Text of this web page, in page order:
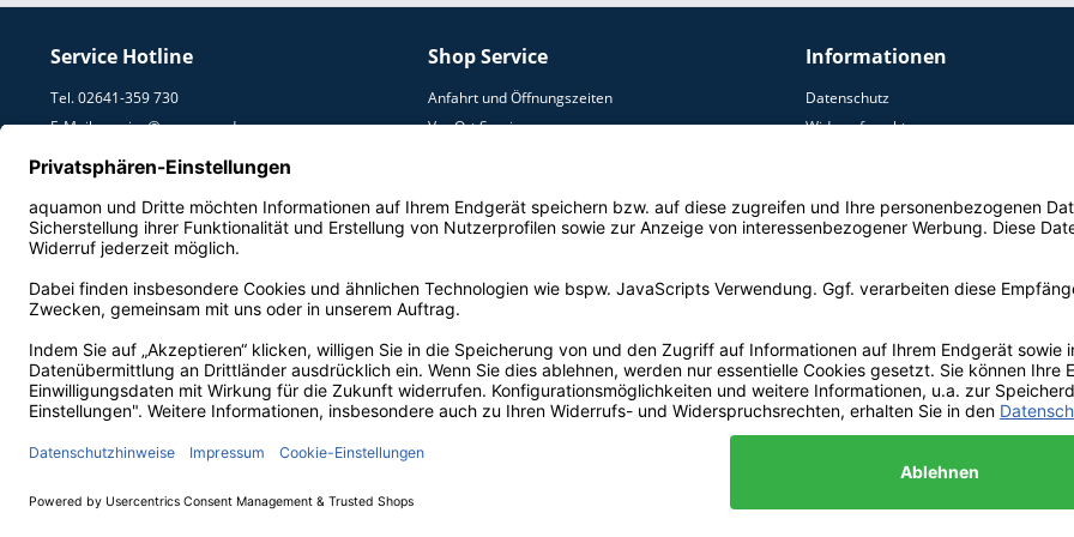
Service Hotline
Tel. 02641-359 730
E-Mail:service@aquamon.de
Shop Service
Anfahrt und Öffnungszeiten
Vor Ort Service
Informationen
Datenschutz
Widerrufsrecht
Impressum
Widerruf erklären